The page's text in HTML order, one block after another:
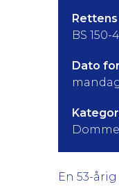
BS 150-
Dato
En 53-